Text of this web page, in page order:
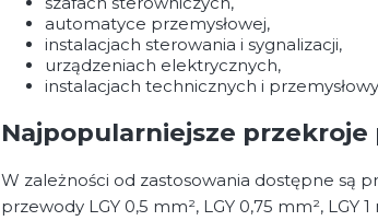
automatyce przemysłowej,
instalacjach sterowania i sygnalizacji,
urządzeniach elektrycznych,
instalacjach technicznych i
Najpopularniejsze przekroje
W zależności od zastosowania dostępne są
przewody LGY 0,5 mm², LGY 0,75 mm², LGY